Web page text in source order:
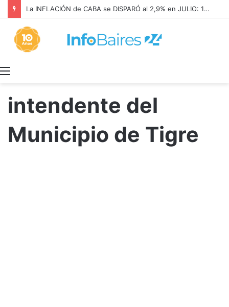
La INFLACIÓN de CABA se DISPARÓ al 2,9% en JULIO: 19,4% en 2026
intendente del
Municipio de Tigre